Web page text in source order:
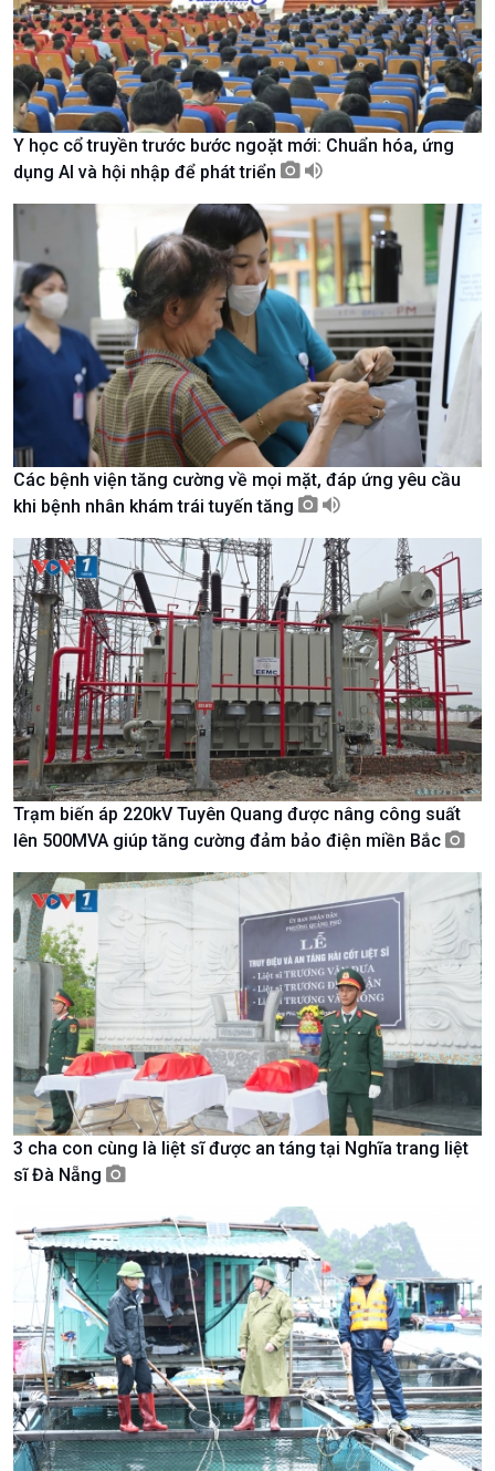
Xã hội
Tin Đời sống & Xã hội
360 độ Sức khỏe
Chuyển đổi Xanh
Tài nguyên và Môi trường
Chuyên gia của bạn
Xã hội chuyển động
Bước chân đến trường
Khoa học & Công nghệ
Tin Khoa học & Công nghệ
Kết nối công nghệ
Sống chung với biến đổi
khí hậu
Văn hoá & Du lịch
Tin Văn hoá & Du lịch
Chát với người nổi tiếng
Câu chuyện Thể thao
Multimedia
Ảnh
Video
Infographic
E-Magazine
Y học cổ truyền trước bước ngoặt mới: Chuẩn hóa, ứng
dụng AI và hội nhập để phát triển
Các bệnh viện tăng cường về mọi mặt, đáp ứng yêu cầu
khi bệnh nhân khám trái tuyến tăng
Trạm biến áp 220kV Tuyên Quang được nâng công suất
lên 500MVA giúp tăng cường đảm bảo điện miền Bắc
3 cha con cùng là liệt sĩ được an táng tại Nghĩa trang liệt
sĩ Đà Nẵng